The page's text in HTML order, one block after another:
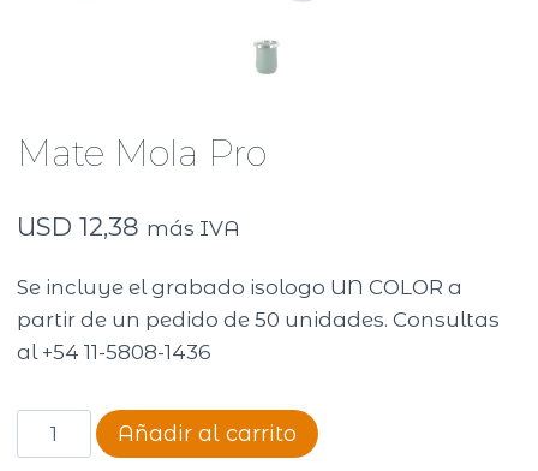
Mate Mola Pro
USD 12,38 más IVA
Se incluye el grabado isologo UN COLOR a
partir de un pedido de 50 unidades. Consultas
al +54 11-5808-1436
Mate
Mola
Añadir al carrito